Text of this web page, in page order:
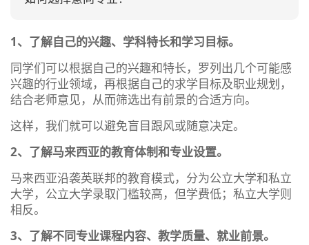
1、了解自己的兴趣、学科特长和学习目标。
同学们可以根据自己的兴趣和特长，罗列出几个可能感
兴趣的行业领域，再根据自己的求学目标及职业规划，
结合老师意见，从而筛选出有前景的合适方向。
这样，我们就可以避免盲目跟风或随意决定。
2、了解马来西亚的教育体制和专业设置。
马来西亚沿袭英联邦的教育模式，分为公立大学和私立
大学，公立大学录取门槛较高，但学费低；私立大学则
相反。
3、了解不同专业课程内容、教学质量、就业前景。